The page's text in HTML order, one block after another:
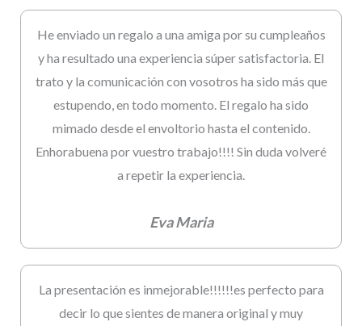
He enviado un regalo a una amiga por su cumpleaños
y ha resultado una experiencia súper satisfactoria. El
trato y la comunicación con vosotros ha sido más que
estupendo, en todo momento. El regalo ha sido
mimado desde el envoltorio hasta el contenido.
Enhorabuena por vuestro trabajo!!!! Sin duda volveré
a repetir la experiencia.
Eva Maria
La presentación es inmejorable!!!!!!es perfecto para
decir lo que sientes de manera original y muy